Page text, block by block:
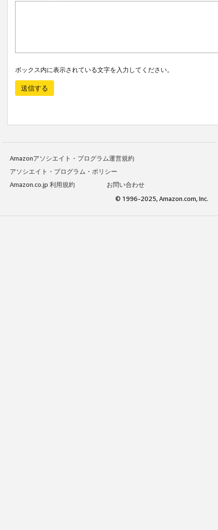
ボックス内に表示されている文字を入力してください。
送信する
Amazonアソシエイト・プログラム運営規約
アソシエイト・プログラム・ポリシー
Amazon.co.jp 利用規約
お問い合わせ
© 1996-2025, Amazon.com, Inc.